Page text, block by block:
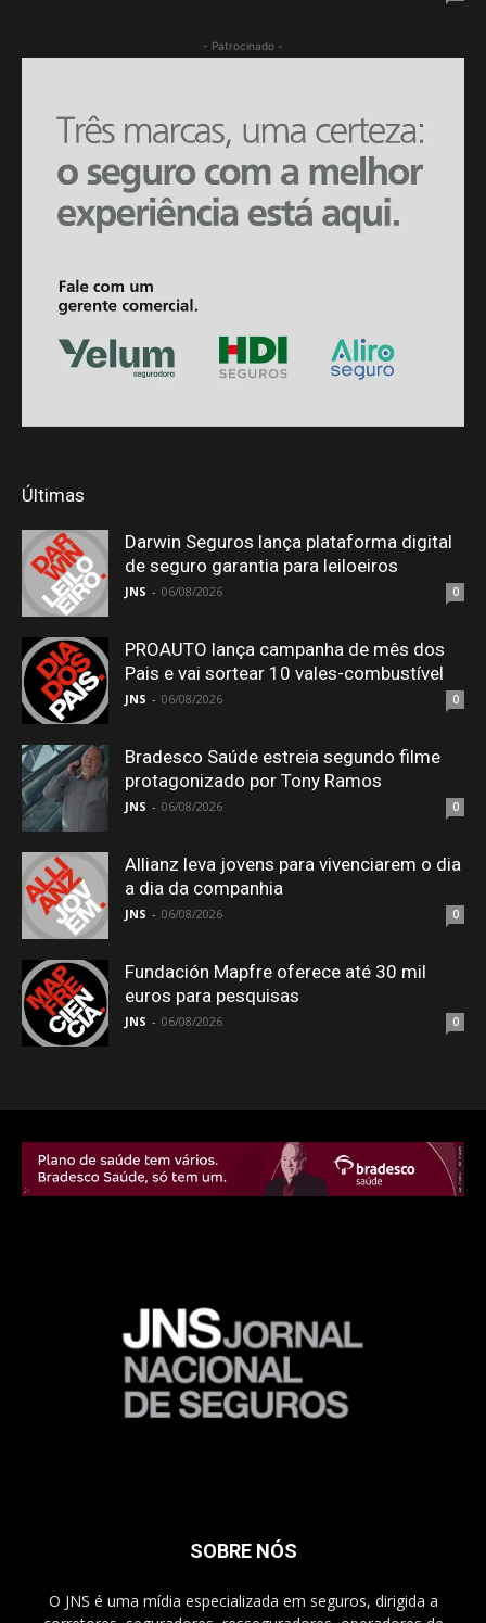
- Patrocinado -
Últimas
Darwin Seguros lança plataforma digital
de seguro garantia para leiloeiros
JNS - 06/08/2026 0
PROAUTO lança campanha de mês dos
Pais e vai sortear 10 vales-combustível
JNS - 06/08/2026 0
Bradesco Saúde estreia segundo filme
protagonizado por Tony Ramos
JNS - 06/08/2026 0
Allianz leva jovens para vivenciarem o dia
a dia da companhia
JNS - 06/08/2026 0
Fundación Mapfre oferece até 30 mil
euros para pesquisas
JNS - 06/08/2026 0
SOBRE NÓS
O JNS é uma mídia especializada em seguros, dirigida a